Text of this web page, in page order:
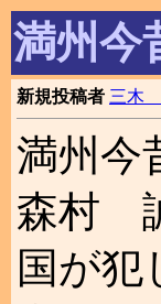
満州
新規投稿者 三木
満州
森村
国が犯